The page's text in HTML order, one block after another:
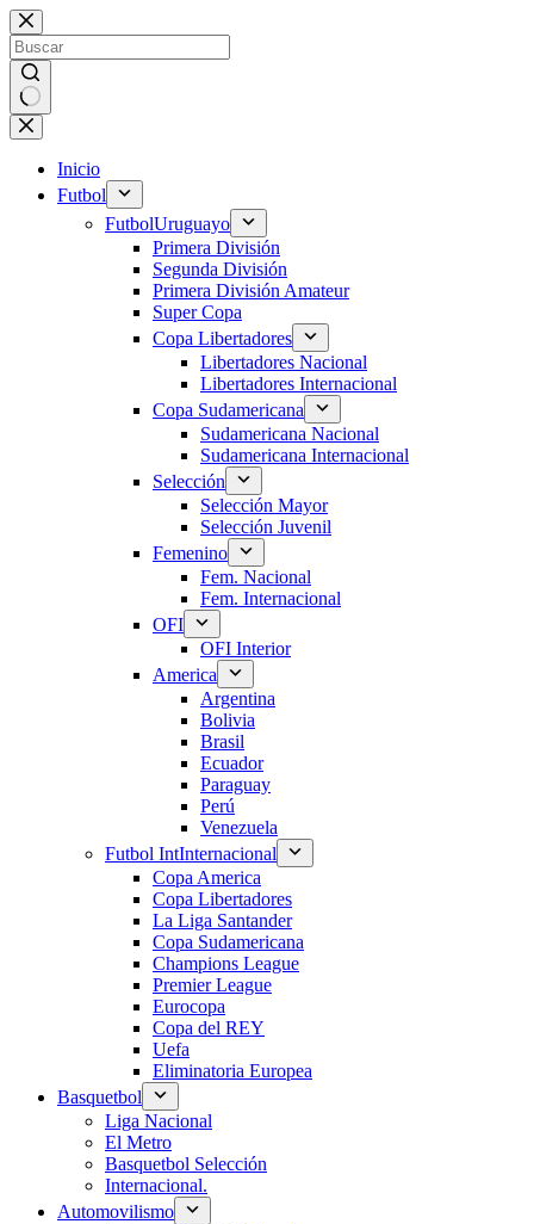
Saltar
al
contenido
Sin
resultados
Inicio
Futbol
FutbolUruguayo
Primera División
Segunda División
Primera División Amateur
Super Copa
Copa Libertadores
Libertadores Nacional
Libertadores Internacional
Copa Sudamericana
Sudamericana Nacional
Sudamericana Internacional
Selección
Selección Mayor
Selección Juvenil
Femenino
Fem. Nacional
Fem. Internacional
OFI
OFI Interior
America
Argentina
Bolivia
Brasil
Ecuador
Paraguay
Perú
Venezuela
Futbol IntInternacional
Copa America
Copa Libertadores
La Liga Santander
Copa Sudamericana
Champions League
Premier League
Eurocopa
Copa del REY
Uefa
Eliminatoria Europea
Basquetbol
Liga Nacional
El Metro
Basquetbol Selección
Internacional.
Automovilismo